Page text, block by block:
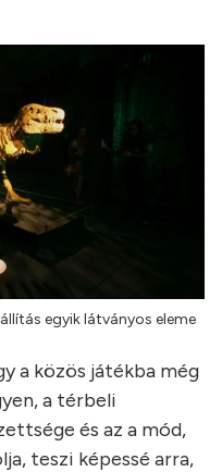
egyik látványos eleme
a közös játékba még
a térbeli
és az a mód,
teszi képessé arra,